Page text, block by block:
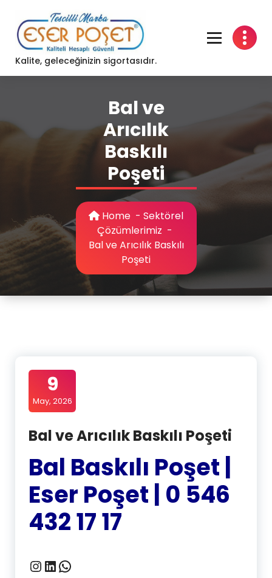
content
Kalite, geleceğinizin sigortasıdır.
Bal ve
Arıcılık
Baskılı
Poşeti
Home - Sektörel
Çözümlerimiz -
Bal ve Arıcılık Baskılı
Poşeti
9
May, 2026
Bal ve Arıcılık Baskılı Poşeti
Bal Baskılı Poşet |
Eser Poşet | 0 546
432 17 17
Instagram
LinkedIn
WhatsApp